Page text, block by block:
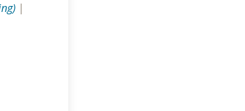
|